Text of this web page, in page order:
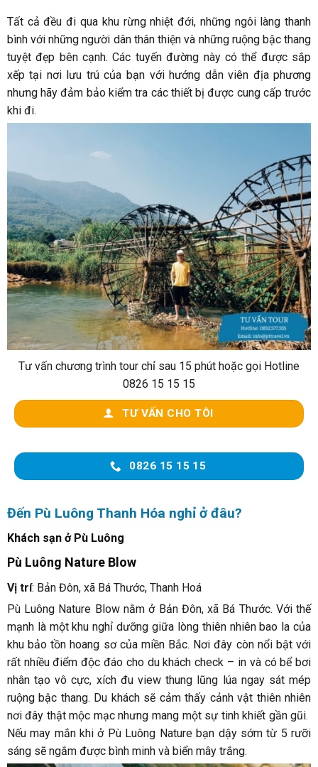
Tất cả đều đi qua khu rừng nhiệt đới, những ngôi làng thanh
bình với những người dân thân thiện và những ruộng bậc thang
tuyệt đẹp bên cạnh. Các tuyến đường này có thể được sắp
xếp tại nơi lưu trú của bạn với hướng dẫn viên địa phương
nhưng hãy đảm bảo kiểm tra các thiết bị được cung cấp trước
khi đi.
Tư vấn chương trình tour chỉ sau 15 phút hoặc gọi Hotline
0826 15 15 15
TƯ VẤN CHO TÔI
0826 15 15 15
Đến Pù Luông Thanh Hóa nghỉ ở đâu?
Khách sạn ở Pù Luông
Pù Luông Nature Blow
Vị trí: Bản Đôn, xã Bá Thước, Thanh Hoá
Pù Luông Nature Blow nằm ở Bản Đôn, xã Bá Thước. Với thế
mạnh là một khu nghỉ dưỡng giữa lòng thiên nhiên bao la của
khu bảo tồn hoang sơ của miền Bắc. Nơi đây còn nổi bật với
rất nhiều điểm độc đáo cho du khách check – in và có bể bơi
nhân tạo vô cực, xích đu view thung lũng lúa ngay sát mép
ruộng bậc thang. Du khách sẽ cảm thấy cảnh vật thiên nhiên
nơi đây thật mộc mạc nhưng mang một sự tinh khiết gần gũi.
Nếu may mắn khi ở Pù Luông Nature bạn dậy sớm từ 5 rưỡi
sáng sẽ ngắm được bình minh và biển mây trắng.